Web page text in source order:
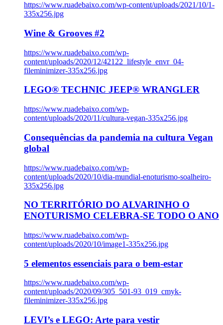
https://www.ruadebaixo.com/wp-content/uploads/2021/10/1-
335x256.jpg
Wine & Grooves #2
https://www.ruadebaixo.com/wp-
content/uploads/2020/12/42122_lifestyle_envr_04-
fileminimizer-335x256.jpg
LEGO® TECHNIC JEEP® WRANGLER
https://www.ruadebaixo.com/wp-
content/uploads/2020/11/cultura-vegan-335x256.jpg
Consequências da pandemia na cultura Vegan
global
https://www.ruadebaixo.com/wp-
content/uploads/2020/10/dia-mundial-enoturismo-soalheiro-
335x256.jpg
NO TERRITÓRIO DO ALVARINHO O
ENOTURISMO CELEBRA-SE TODO O ANO
https://www.ruadebaixo.com/wp-
content/uploads/2020/10/image1-335x256.jpg
5 elementos essenciais para o bem-estar
https://www.ruadebaixo.com/wp-
content/uploads/2020/09/305_501-93_019_cmyk-
fileminimizer-335x256.jpg
LEVI’s e LEGO: Arte para vestir